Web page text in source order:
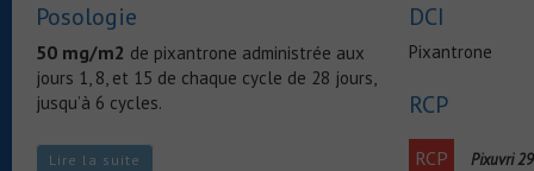
Posologie
50 mg/m2 de pixantrone administrée aux
jours 1, 8, et 15 de chaque cycle de 28 jours,
jusqu’à 6 cycles.
Adaptations posologiques
Lire la suite
DCI
Pixantrone
RCP
RCP Pixuvri